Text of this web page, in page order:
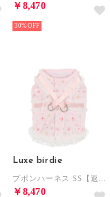
￥8,470
30%
Luxe birdie
￥8,470